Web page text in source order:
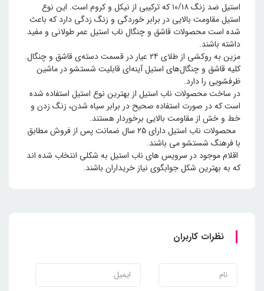
استیل ضد زنگ ۱۰/۱۸ که ترکیبی از نیکل و کروم است. این نوع
استیل مقاومت بالایی در برابر خوردگی و زنگ زدگی دارد که باعث
شده است محصولات قاشق و چنگال ناب استیل عمر طولانی و مفید
داشته باشند.
مزین به روکشی از طلای ۲۴ عیار در قسمت دسته‌ی قاشق و چنگال.
کلیه قاشق و چنگال‌های استیل آینه‌ای قابلیت شستشو در ماشین
ظرفشویی را دارد.
در ساخت محصولات ناب استیل از بهترین نوع استیل استفاده شده
است که در صورت استفاده صحیح در برابر سیاه شدن، زنگ زدن و
خط و خش از مقاومت بالایی برخوردار هستند.
محصولات ناب استیل دارای ۲۵ سال ضمانت پس از فروش مطابق
با فرهنگ شستشو می باشند.
اقلام موجود در سرویس های ناب استیل به شکلی انتخاب شده اند
که به بهترین شکل جوابگوی نیاز خریداران باشند.
نظرات کاربران